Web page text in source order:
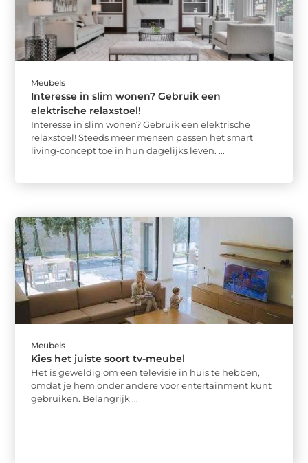
Meubels
Interesse in slim wonen? Gebruik een
elektrische relaxstoel!
Interesse in slim wonen? Gebruik een elektrische
relaxstoel! Steeds meer mensen passen het smart
living-concept toe in hun dagelijks leven. ...
Meubels
Kies het juiste soort tv-meubel
Het is geweldig om een ​​televisie in huis te hebben,
omdat je hem onder andere voor entertainment kunt
gebruiken. Belangrijk ...